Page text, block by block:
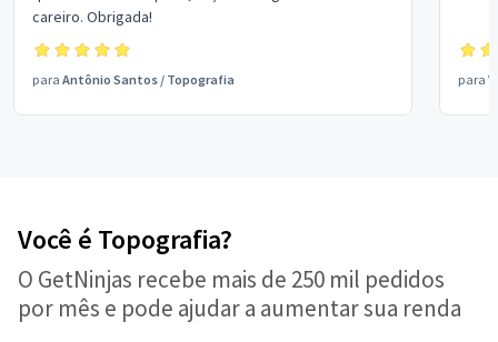
careiro. Obrigada!
para Antônio Santos / Topografia para
Você é Topografia?
O GetNinjas recebe mais de 250 mil pedidos
por mês e pode ajudar a aumentar sua renda